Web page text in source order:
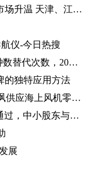
今日热文：五年来“最热”端午带动消费市场升温 天津、江苏、重庆等5省销售额超过2019年
仪-今日热搜
焦点观察：陈睿：B站视频将用播放分钟数替代次数，2022 年 UP 主总收入同比增加 28%
的独特应用方法
振江股份澄清：公司主要为西门子歌美飒供应海上风机零部件-环球精选
信德新材收购成都昱泰80%股权事项获通过，中小股东与大股东存分歧
展